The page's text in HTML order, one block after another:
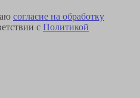
согласие на обработку
с Политикой